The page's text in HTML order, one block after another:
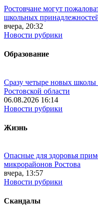
Ростовчане могут
школьных
вчера, 20:32
Новости рубрики
Образование
Сразу четыре новых школы
Ростовской области
06.08.2026 16:14
Новости рубрики
Жизнь
Опасные для здоровья
микрорайонов Ростова
вчера, 13:57
Новости рубрики
Скандалы